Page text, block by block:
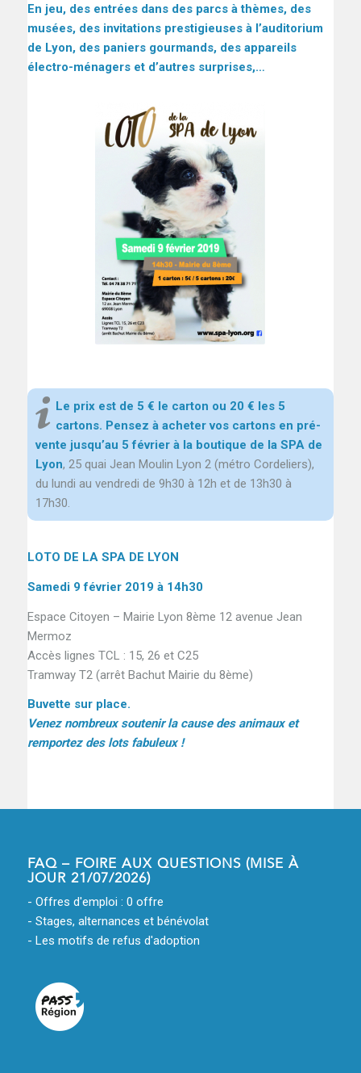
En jeu, des entrées dans des parcs à thèmes, des
musées, des invitations prestigieuses à l’auditorium
de Lyon, des paniers gourmands, des appareils
électro-ménagers et d’autres surprises,…
Le prix est de 5 € le carton ou 20 € les 5
cartons. Pensez à acheter vos cartons en pré-
vente jusqu’au 5 février à la boutique de la SPA de
Lyon, 25 quai Jean Moulin Lyon 2 (métro Cordeliers),
du lundi au vendredi de 9h30 à 12h et de 13h30 à
17h30.
LOTO DE LA SPA DE LYON
Samedi 9 février 2019 à 14h30
Espace Citoyen – Mairie Lyon 8ème 12 avenue Jean
Mermoz
Accès lignes TCL : 15, 26 et C25
Tramway T2 (arrêt Bachut Mairie du 8ème)
Buvette sur place.
Venez nombreux soutenir la cause des animaux et
remportez des lots fabuleux !
FAQ – FOIRE AUX QUESTIONS (MISE À
JOUR 21/07/2026)
- Offres d'emploi : 0 offre
- Stages, alternances et bénévolat
- Les motifs de refus d'adoption